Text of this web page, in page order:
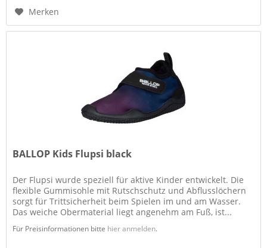
Merken
BALLOP Kids Flupsi black
Der Flupsi wurde speziell für aktive Kinder entwickelt. Die
flexible Gummisohle mit Rutschschutz und Abflusslöchern
sorgt für Trittsicherheit beim Spielen im und am Wasser.
Das weiche Obermaterial liegt angenehm am Fuß, ist...
Für Preisinformationen bitte hier anmelden.